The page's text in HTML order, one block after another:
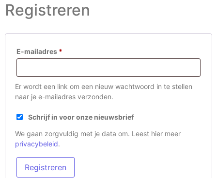
Registreren
E-mailadres *
Er wordt een link om een nieuw wachtwoord in te stellen
naar je e-mailadres verzonden.
Schrijf in voor onze nieuwsbrief
We gaan zorgvuldig met je data om. Leest hier meer
privacybeleid.
Registreren